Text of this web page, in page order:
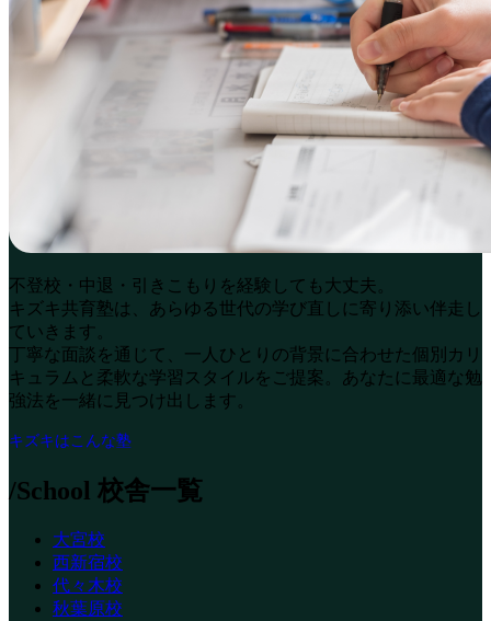
不登校・中退・引きこもりを経験しても大丈夫。
キズキ共育塾は、あらゆる世代の学び直しに寄り添い伴走し
ていきます。
丁寧な面談を通じて、一人ひとりの背景に合わせた個別カリ
キュラムと柔軟な学習スタイルをご提案。あなたに最適な勉
強法を一緒に見つけ出します。
キズキはこんな塾
/School 校舎一覧
大宮校
西新宿校
代々木校
秋葉原校